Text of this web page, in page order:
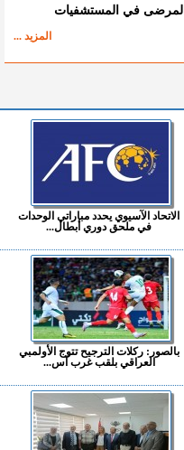
المرضى في المستشفيات
المزيد ...
الاتحاد الآسيوي يحدد مباراتي الوحدات
في ملحق دوري أبطال...
بالصور: ركلات الترجيح تتوج الأولمبي
العراقي بلقب غرب آس...